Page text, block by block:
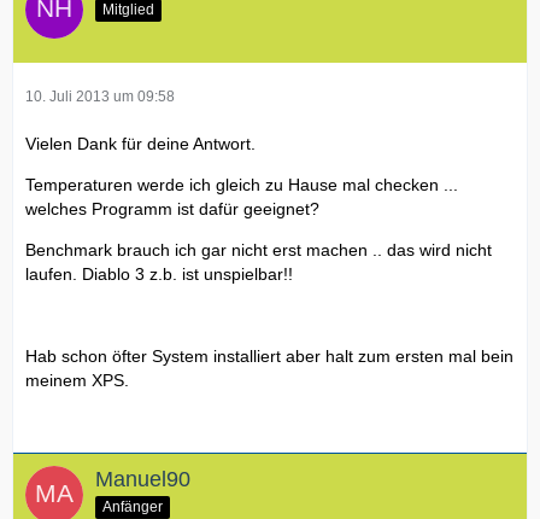
Mitglied
10. Juli 2013 um 09:58
Vielen Dank für deine Antwort.
Temperaturen werde ich gleich zu Hause mal checken ...
welches Programm ist dafür geeignet?
Benchmark brauch ich gar nicht erst machen .. das wird nicht
laufen. Diablo 3 z.b. ist unspielbar!!
Hab schon öfter System installiert aber halt zum ersten mal bein
meinem XPS.
Manuel90
Anfänger